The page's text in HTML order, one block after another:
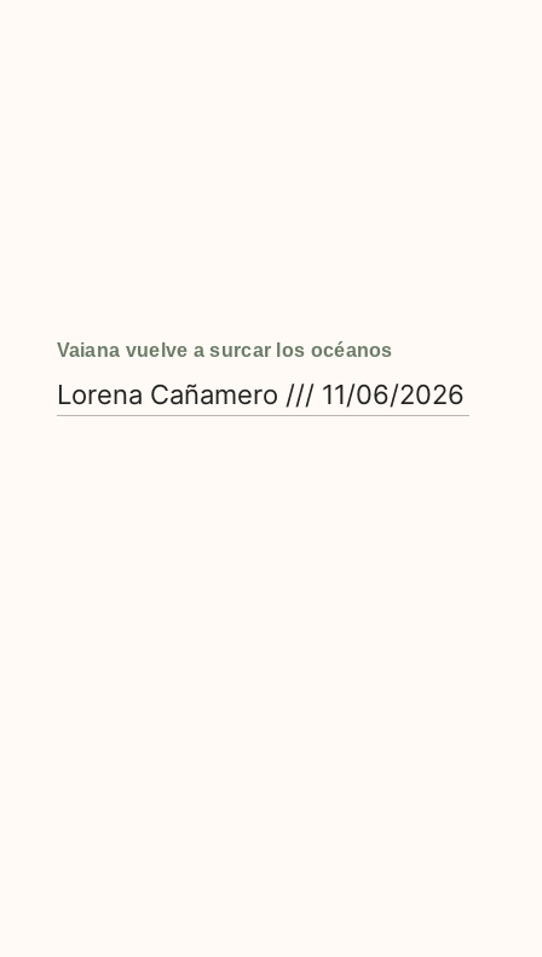
Vaiana vuelve a surcar los océanos
Lorena Cañamero 11/06/2026